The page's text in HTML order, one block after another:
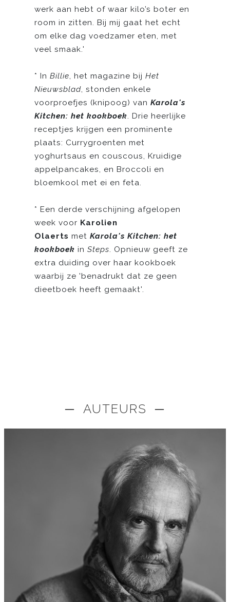
werk aan hebt of waar kilo’s boter en
room in zitten. Bij mij gaat het echt
om elke dag voedzamer eten, met
veel smaak.'
* InBillie , het magazine bijHet
Nieuwsblad , stonden enkele
voorproefjes (knipoog) van Karola's
Kitchen: het kookboek . Drie heerlijke
receptjes krijgen een prominente
plaats: Currygroenten met
yoghurtsaus en couscous, Kruidige
appelpancakes, en Broccoli en
bloemkool met ei en feta.
* Een derde verschijning afgelopen
week voor Karolien
Olaerts metKarola's Kitchen: het
kookboek inSteps . Opnieuw geeft ze
extra duiding over haar kookboek
waarbij ze 'benadrukt dat ze geen
dieetboek heeft gemaakt'.
─ AUTEURS ─